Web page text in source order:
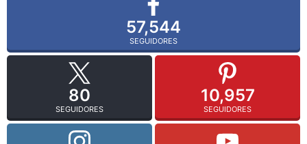
57,544
SEGUIDORES
80
SEGUIDORES
10,957
SEGUIDORES